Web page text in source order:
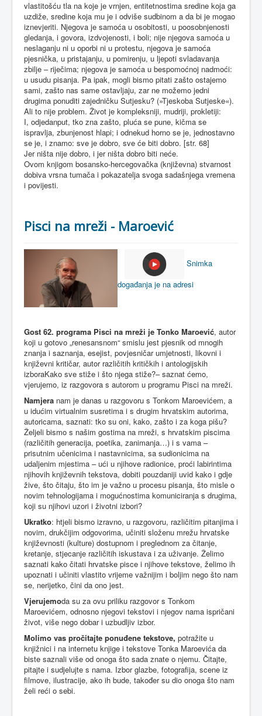
vlastitošću tla na koje je vrnjen, entitetnostima sredine koja ga
uzdiže, sredine koja mu je i odviše sudbinom a da bi je mogao
iznevjeriti. Njegova je samoća u osobitosti, u poosobnjenosti
gledanja, i govora, izdvojenosti, i boli; nije njegova samoća u
neslaganju ni u oporbi ni u protestu, njegova je samoća
pjesnička, u pristajanju, u pomirenju, u ljepoti svladavanja
zbilje – riječima; njegova je samoća u bespomoćnoj nadmoći:
u usudu pisanja. Pa ipak, mogli bismo pitati zašto ostajemo
sami, zašto nas same ostavljaju, zar ne možemo jedni
drugima ponuditi zajedničku Sutjesku? (»Tjeskoba Sutjeske«).
Ali to nije problem. Život je kompleksniji, mudriji, prokletiji:
I, odjedanput, tko zna zašto, pluća se pune, kičma se
ispravlja, zbunjenost hlapi; i odnekud horno se je, jednostavno
se je, i znamo: sve je dobro, sve će biti dobro. [str. 68]
Jer ništa nije dobro, i jer ništa dobro biti neće.
Ovom knjigom bosansko-hercegovačka (književna) stvarnost
dobiva vrsna tumača i pokazatelja svoga sadašnjega vremena
i povijesti.
Pisci na mreži - Maroević
Snimka
događanja je na adresi
Gost 62. programa Pisci na mreži je Tonko Maroević, autor
koji u gotovo „renesansnom“ smislu jest pjesnik od mnogih
znanja i saznanja, esejist, povjesničar umjetnosti, likovni i
književni kritičar, autor različitih kritičkih i antologijskih
izboraKako sve stiže i što njega stiže?– saznat ćemo,
vjerujemo, iz razgovora s autorom u programu Pisci na mreži.
Namjera nam je danas u razgovoru s Tonkom Maroevićem, a
u idućim virtualnim susretima i s drugim hrvatskim autorima,
autoricama, saznati: tko su oni, kako, zašto i za koga pišu?
Željeli bismo s našim gostima na mreži, s hrvatskim piscima
(različitih generacija, poetika, zanimanja…) i s vama –
prisutnim učenicima i nastavnicima, sa sudionicima na
udaljenim mjestima – ući u njihove radionice, proći labirintima
njihovih književnih tekstova, dobiti pouzdaniji uvid kako i gdje
žive, što čitaju, što im je važno u procesu pisanja, što misle o
novim tehnologijama i mogućnostima komuniciranja s drugima,
koji su njihovi uzori i životni izbori?
Ukratko: htjeli bismo izravno, u razgovoru, različitim pitanjima i
novim, drukčijim odgovorima, učiniti složenu mrežu hrvatske
književnosti (kulture) dostupnom i preglednom za čitanje,
kretanje, stjecanje različitih iskustava i za uživanje. Želimo
saznati kako čitati hrvatske pisce i njihove tekstove, želimo ih
upoznati i učiniti vlastito vrijeme važnijim i boljim nego što nam
se, nerijetko, čini da ono jest.
Vjerujemoda su za ovu priliku razgovor s Tonkom
Maroevićem, odnosno njegovi tekstovi i njegov nama ispričani
život, više nego dobar i uzbudljiv izbor.
Molimo vas pročitajte ponuđene tekstove, potražite u
knjižnici i na internetu knjige i tekstove Tonka Maroevića da
biste saznali više od onoga što sada znate o njemu. Čitajte,
pitajte i sudjelujte s nama. Izbor glazbe, fotografija, scene iz
filmove, ilustracije, ako ih bude, također su dio onoga što nam
želi reći o sebi.